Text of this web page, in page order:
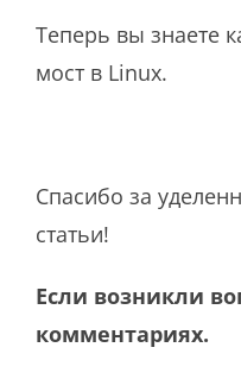
Теперь вы знаете
мост в Linux.
Спасибо за
статьи!
Если возникли
комментариях.